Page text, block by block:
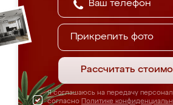
Прикрепить фото
Рассчитать
Я соглашаюсь на передачу
согласно Политике